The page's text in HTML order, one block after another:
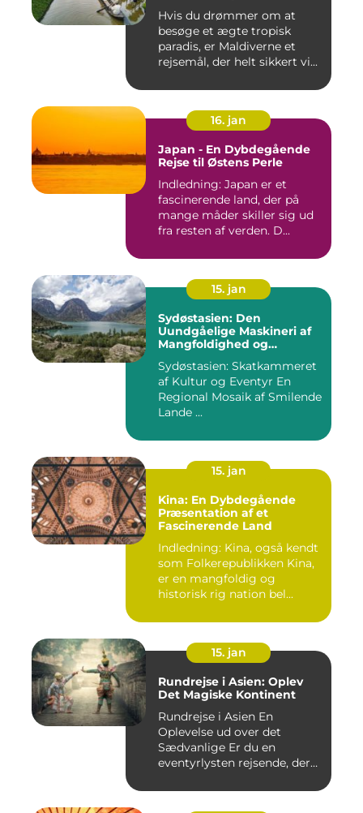
Hvis du drømmer om at
besøge et ægte tropisk
paradis, er Maldiverne et
rejsemål, der helt sikkert vi...
16. jan
Japan - En Dybdegående
Rejse til Østens Perle
Indledning: Japan er et
fascinerende land, der på
mange måder skiller sig ud
fra resten af verden. D...
15. jan
Sydøstasien: Den
Uundgåelige Maskineri af
Mangfoldighed og
HER]
Sydøstasien: Skatkammeret
af Kultur og Eventyr En
Regional Mosaik af Smilende
Lande ...
15. jan
Kina: En Dybdegående
Præsentation af et
Fascinerende Land
Indledning: Kina, også kendt
som Folkerepublikken Kina,
er en mangfoldig og
historisk rig nation bel...
15. jan
Rundrejse i Asien: Oplev
Det Magiske Kontinent
Rundrejse i Asien En
Oplevelse ud over det
Sædvanlige Er du en
eventyrlysten rejsende, der